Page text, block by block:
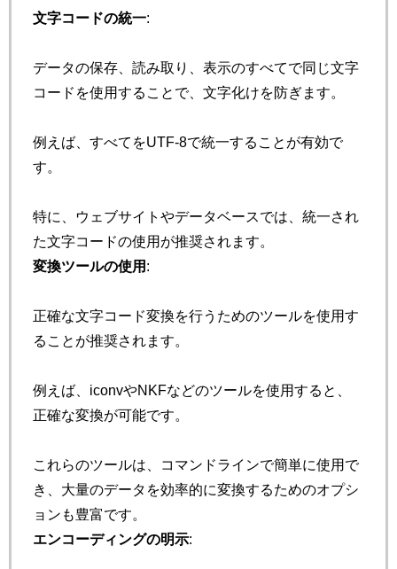
文字コードの統一:
データの保存、読み取り、表示のすべてで同じ文字
コードを使用することで、文字化けを防ぎます。
例えば、すべてをUTF-8で統一することが有効で
す。
特に、ウェブサイトやデータベースでは、統一され
た文字コードの使用が推奨されます。
変換ツールの使用 :
正確な文字コード変換を行うためのツールを使用す
ることが推奨されます。
例えば、iconvやNKFなどのツールを使用すると、
正確な変換が可能です。
これらのツールは、コマンドラインで簡単に使用で
き、大量のデータを効率的に変換するためのオプシ
ョンも豊富です。
エンコーディングの明示: